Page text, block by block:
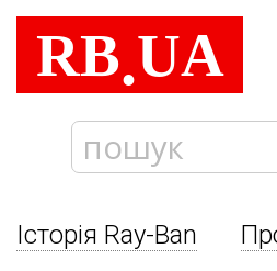
RB.UA
Історія Ray-Ban